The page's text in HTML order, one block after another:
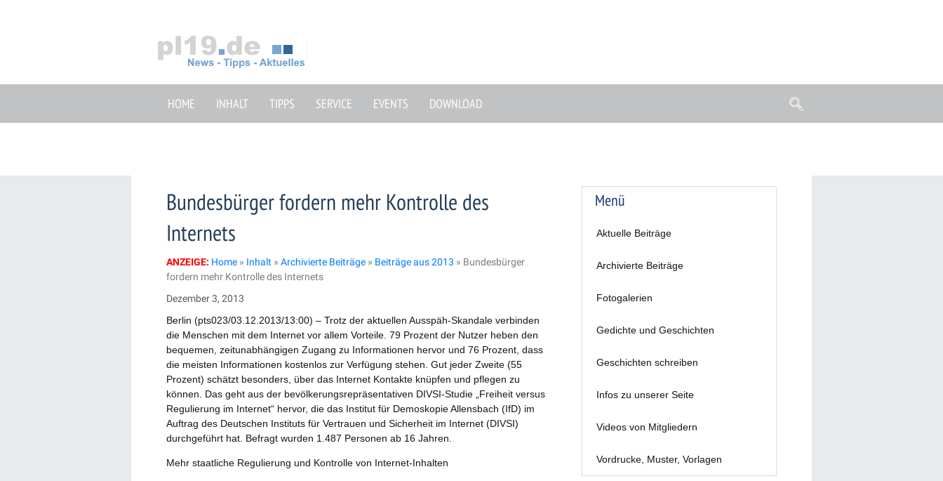
HOME INHALT TIPPS SERVICE EVENTS DOWNLOAD
Bundesbürger fordern mehr Kontrolle des
Internets
ANZEIGE: Home » Inhalt » Archivierte Beiträge » Beiträge aus 2013 » Bundesbürger
fordern mehr Kontrolle des Internets
Dezember 3, 2013
Berlin (pts023/03.12.2013/13:00) – Trotz der aktuellen Ausspäh-Skandale verbinden
die Menschen mit dem Internet vor allem Vorteile. 79 Prozent der Nutzer heben den
bequemen, zeitunabhängigen Zugang zu Informationen hervor und 76 Prozent, dass
die meisten Informationen kostenlos zur Verfügung stehen. Gut jeder Zweite (55
Prozent) schätzt besonders, über das Internet Kontakte knüpfen und pflegen zu
können. Das geht aus der bevölkerungsrepräsentativen DIVSI-Studie „Freiheit versus
Regulierung im Internet“ hervor, die das Institut für Demoskopie Allensbach (IfD) im
Auftrag des Deutschen Instituts für Vertrauen und Sicherheit im Internet (DIVSI)
durchgeführt hat. Befragt wurden 1.487 Personen ab 16 Jahren.
Mehr staatliche Regulierung und Kontrolle von Internet-Inhalten
Menü
Aktuelle Beiträge
Archivierte Beiträge
Fotogalerien
Gedichte und Geschichten
Geschichten schreiben
Infos zu unserer Seite
Videos von Mitgliedern
Vordrucke, Muster, Vorlagen